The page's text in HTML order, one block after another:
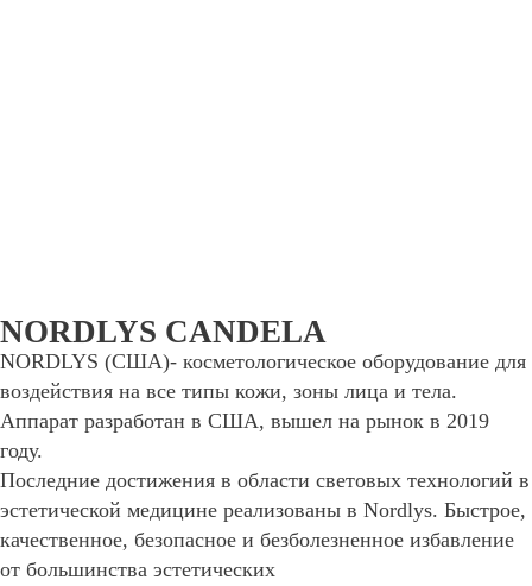
NORDLYS CANDELA
NORDLYS (США)- косметологическое оборудование для
воздействия на все типы кожи, зоны лица и тела.
Аппарат разработан в США, вышел на рынок в 2019
году.
Последние достижения в области световых технологий в
эстетической медицине реализованы в Nordlys. Быстрое,
качественное, безопасное и безболезненное избавление
от большинства эстетических